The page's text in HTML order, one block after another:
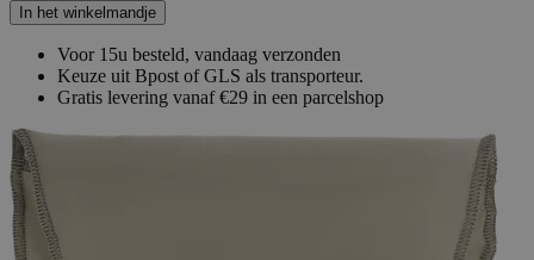
In het winkelmandje
Voor 15u besteld, vandaag verzonden
Keuze uit Bpost of GLS als transporteur.
Gratis levering vanaf €29 in een parcelshop